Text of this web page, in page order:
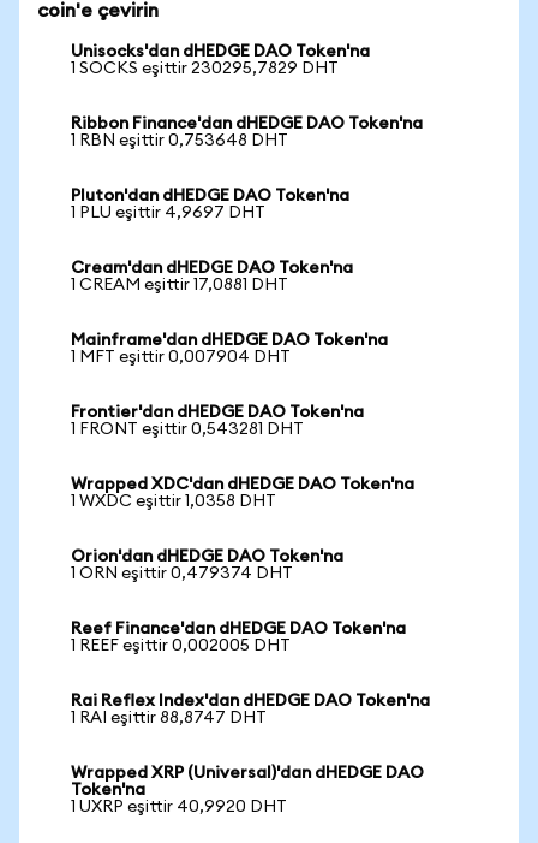
coin'e çevirin
Unisocks'dan dHEDGE DAO Token'na
1 SOCKS eşittir 230295,7829 DHT
Ribbon Finance'dan dHEDGE DAO Token'na
1 RBN eşittir 0,753648 DHT
Pluton'dan dHEDGE DAO Token'na
1 PLU eşittir 4,9697 DHT
Cream'dan dHEDGE DAO Token'na
1 CREAM eşittir 17,0881 DHT
Mainframe'dan dHEDGE DAO Token'na
1 MFT eşittir 0,007904 DHT
Frontier'dan dHEDGE DAO Token'na
1 FRONT eşittir 0,543281 DHT
Wrapped XDC'dan dHEDGE DAO Token'na
1 WXDC eşittir 1,0358 DHT
Orion'dan dHEDGE DAO Token'na
1 ORN eşittir 0,479374 DHT
Reef Finance'dan dHEDGE DAO Token'na
1 REEF eşittir 0,002005 DHT
Rai Reflex Index'dan dHEDGE DAO Token'na
1 RAI eşittir 88,8747 DHT
Wrapped XRP (Universal)'dan dHEDGE DAO
Token'na
1 UXRP eşittir 40,9920 DHT